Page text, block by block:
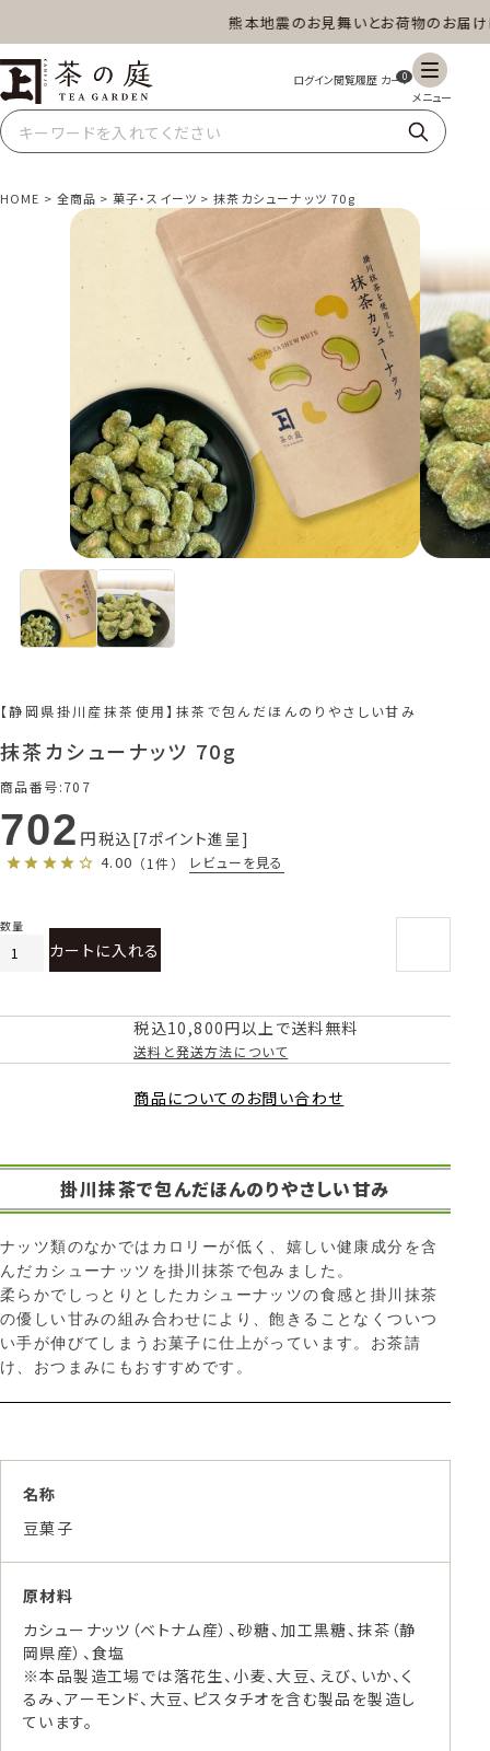
熊本地震のお見舞いとお荷物のお届けに
茶の庭オンラインショップ 0
HOME 全商品 菓子・スイーツ 抹茶カシューナッツ 70g
【静岡県掛川産抹茶使用】抹茶で包んだほんのりやさしい甘み
抹茶カシューナッツ 70g
商品番号 707
702 税込 7ポイント進呈
4.00 （1件） レビューを見る
カートに入れる
税込10,800円以上で送料無料
送料と発送方法について
商品についてのお問い合わせ
掛川抹茶で包んだほんのりやさしい甘み
ナッツ類のなかではカロリーが低く、嬉しい健康成分を含
んだカシューナッツを掛川抹茶で包みました。
柔らかでしっとりとしたカシューナッツの食感と掛川抹茶
の優しい甘みの組み合わせにより、飽きることなくついつ
い手が伸びてしまうお菓子に仕上がっています。お茶請
け、おつまみにもおすすめです。
名称
豆菓子
原材料
カシューナッツ（ベトナム産）、砂糖、加工黒糖、抹茶（静
岡県産）、食塩
※本品製造工場では落花生、小麦、大豆、えび、いか、く
るみ、アーモンド、大豆、ピスタチオを含む製品を製造し
ています。